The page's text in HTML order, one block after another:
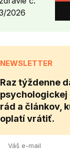
NEWSLETTER
Raz týždenne
rád a článkov,
oplatí vrátiť.